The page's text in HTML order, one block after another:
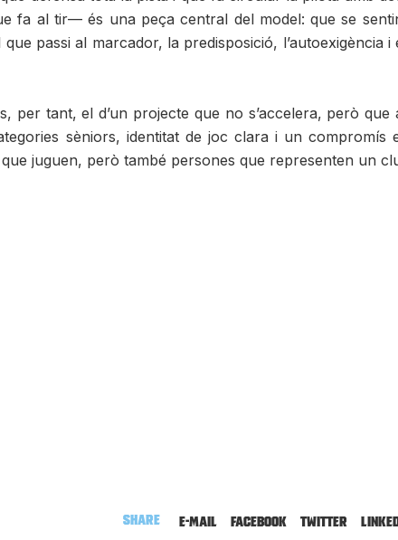
fa al tir— és una peça central del model: que se
que passi al marcador, la predisposició,
per tant, el d’un projecte que no s’accelera, però
sèniors, identitat de joc clara i un
juguen, però també persones que representen un
Share E-mail Facebook Twitter